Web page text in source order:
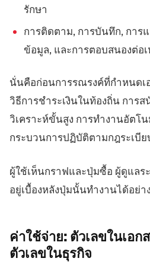
รักษา
การติดตาม, การบันทึก, การแ
ข้อมูล, และการตอบสนองต่อ
นั่นคือก่อนการรณรงค์ที่กำหนดเ
วิธีการชำระเงินในท้องถิ่น การ
วิเคราะห์ขั้นสูง การทำงานอัตโ
กระบวนการปฏิบัติตามกฎระเบีย
ผู้ใช้เห็นกราฟและปุ่มซื้อ ผู้ดูแลร
อยู่เบื้องหลังปุ่มนั้นทำงานได้อย่
ค่าใช้จ่าย: ตัวเลขในเอก
ตัวเลขในธุรกิจ